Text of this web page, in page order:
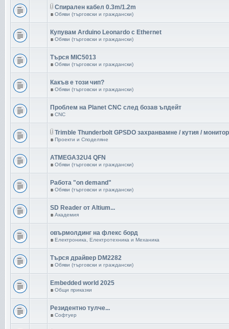
Спирален кабел 0.3m/1.2m
в Обяви (търговски и граждански)
Купувам Arduino Leonardo с Ethernet
в Обяви (търговски и граждански)
Търся MIC5013
в Обяви (търговски и граждански)
Какъв е този чип?
в Обяви (търговски и граждански)
Проблем на Planet CNC след бозав ъпдейт
в CNC
Trimble Thunderbolt GPSDO захранвамне / кутия / монитор
в Проекти и Споделяне
ATMEGA32U4 QFN
в Обяви (търговски и граждански)
Работа "on demand"
в Обяви (търговски и граждански)
SD Reader от Altium...
в Академия
овърмолдинг на флекс борд
в Електроника, Електротехника и Механика
Търся драйвер DM2282
в Обяви (търговски и граждански)
Embedded world 2025
в Общи приказки
Резидентно тулче...
в Софтуер